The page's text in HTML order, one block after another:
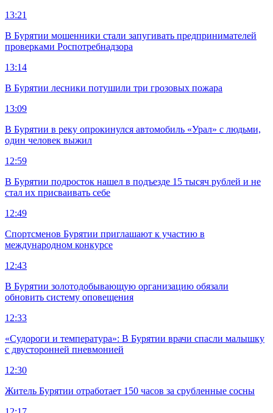
13:21
В Бурятии мошенники стали запугивать предпринимателей
проверками Роспотребнадзора
13:14
В Бурятии лесники потушили три грозовых пожара
13:09
В Бурятии в реку опрокинулся автомобиль «Урал» с людьми,
один человек выжил
12:59
В Бурятии подросток нашел в подъезде 15 тысяч рублей и не
стал их присваивать себе
12:49
Спортсменов Бурятии приглашают к участию в
международном конкурсе
12:43
В Бурятии золотодобывающую организацию обязали
обновить систему оповещения
12:33
«Судороги и температура»: В Бурятии врачи спасли малышку
с двусторонней пневмонией
12:30
Житель Бурятии отработает 150 часов за срубленные сосны